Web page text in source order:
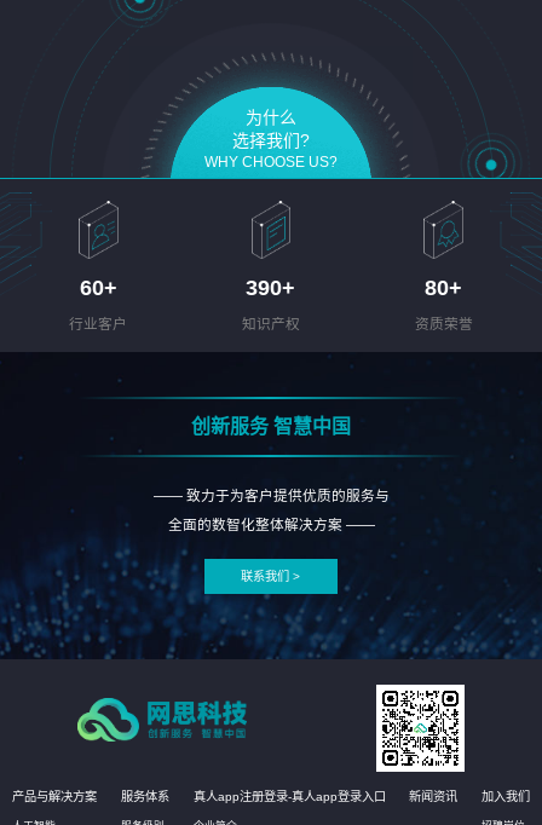
为什么
选择我们?
WHY CHOOSE US?
60+
行业客户
390+
知识产权
80+
资质荣誉
创新服务 智慧中国
—— 致力于为客户提供优质的服务与
全面的数智化整体解决方案 ——
联系我们 >
产品与解决方案 服务体系 真人app注册登录-真人app登录入口 新闻资讯 加入我们